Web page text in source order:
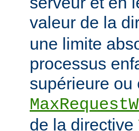
valeur de la
une limite
processus
supérieure ou
de la directive